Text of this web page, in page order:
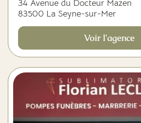
34 Avenue du Docteur Mazen
83500 La Seyne-sur-Mer
Voir l'agence